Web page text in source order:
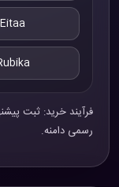
Eitaa
فرآیند خرید: ثبت
رسمی دامنه.